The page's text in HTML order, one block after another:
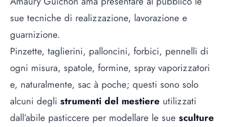
sue tecniche di realizzazione, lavorazione e
guarnizione.
Pinzette, taglierini, palloncini, forbici, pennelli di
ogni misura, spatole, formine, spray vaporizzatori
e, naturalmente, sac à poche; questi sono solo
alcuni degli strumenti del mestiere utilizzati
dall’abile pasticcere per modellare le sue sculture